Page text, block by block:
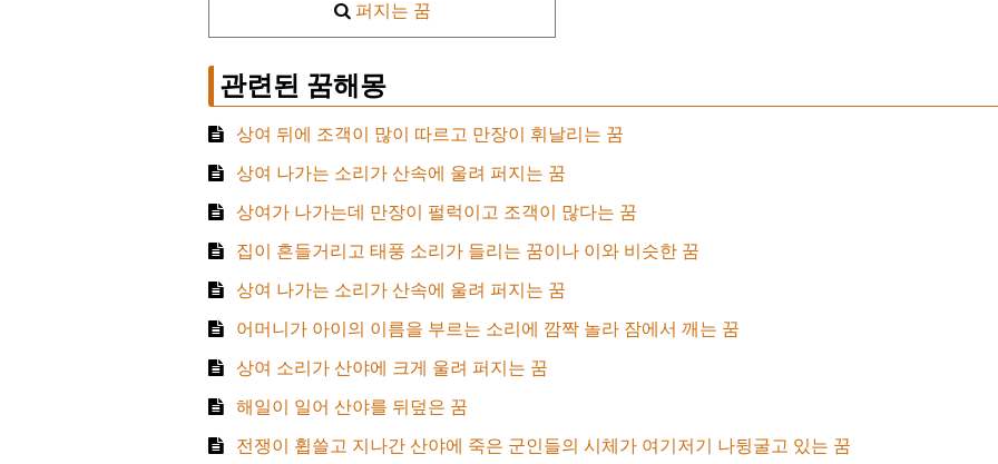
퍼지는 꿈
관련된 꿈해몽
상여 뒤에 조객이 많이 따르고 만장이 휘날리는 꿈
상여 나가는 소리가 산속에 울려 퍼지는 꿈
상여가 나가는데 만장이 펄럭이고 조객이 많다는 꿈
집이 흔들거리고 태풍 소리가 들리는 꿈이나 이와 비슷한 꿈
상여 나가는 소리가 산속에 울려 퍼지는 꿈
어머니가 아이의 이름을 부르는 소리에 깜짝 놀라 잠에서 깨는 꿈
상여 소리가 산야에 크게 울려 퍼지는 꿈
해일이 일어 산야를 뒤덮은 꿈
전쟁이 휩쓸고 지나간 산야에 죽은 군인들의 시체가 여기저기 나뒹굴고 있는 꿈